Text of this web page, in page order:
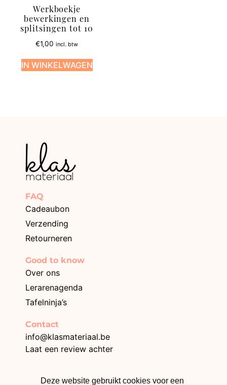
Werkboekje
bewerkingen en
splitsingen tot 10
€1,00 incl. btw
IN WINKELWAGEN
FAQ
Cadeaubon
Verzending
Retourneren
Good to know
Over ons
Lerarenagenda
Tafelninja’s
Contact
info@klasmateriaal.be
Laat een review achter
Deze website gebruikt cookies voor een